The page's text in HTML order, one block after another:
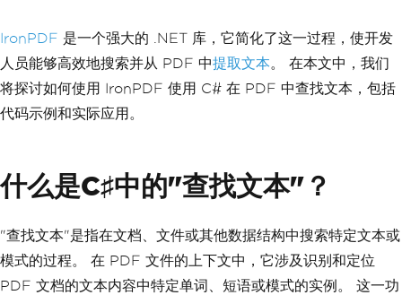
IronPDF 是一个强大的 .NET 库，它简化了这一过程，使开发
人员能够高效地搜索并从 PDF 中提取文本。 在本文中，我们
将探讨如何使用 IronPDF 使用 C# 在 PDF 中查找文本，包括
代码示例和实际应用。
什么是C♯中的"查找文本"？
"查找文本"是指在文档、文件或其他数据结构中搜索特定文本或
模式的过程。 在 PDF 文件的上下文中，它涉及识别和定位
PDF 文档的文本内容中特定单词、短语或模式的实例。 这一功